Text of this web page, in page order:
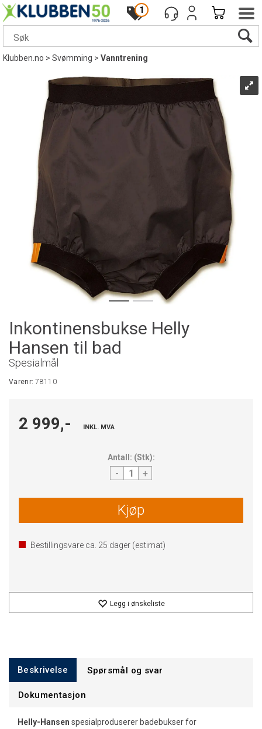
1
Klubben.no>Svømming>Vanntrening
Inkontinensbukse Helly
Hansen til bad
Spesialmål
Varenr:78110
2 999,- INKL. MVA
Antall: (Stk):
- +
Kjøp
Bestillingsvare ca. 25 dager (estimat)
Legg i ønskeliste
Beskrivelse Spørsmål og svar
Dokumentasjon
Helly-Hansen spesialproduserer badebukser for